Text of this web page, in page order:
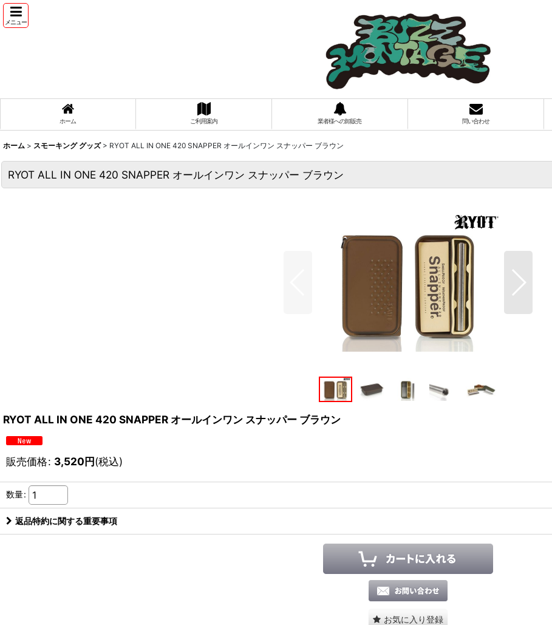
メニュー
ホーム ご利用案内 業者様への卸販売 問い合わせ
ホーム > スモーキング グッズ > RYOT ALL IN ONE 420 SNAPPER オールインワン スナッパー ブラウン
RYOT ALL IN ONE 420 SNAPPER オールインワン スナッパー ブラウン
RYOT ALL IN ONE 420 SNAPPER オールインワン スナッパー ブラウン
販売価格: 3,520円(税込)
数量:
返品特約に関する重要事項
お気に入り登録